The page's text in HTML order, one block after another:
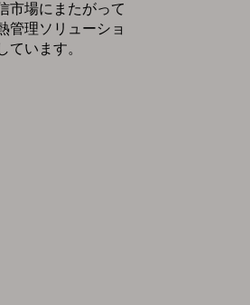
市場にまたがって
管理ソリューショ
ています。